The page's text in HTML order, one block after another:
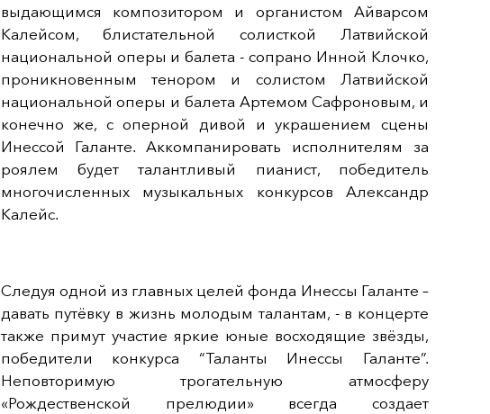
выдающимся композитором и органистом Айварсом
Калейсом, блистательной солисткой Латвийской
национальной оперы и балета - сопрано Инной Клочко,
проникновенным тенором и солистом Латвийской
национальной оперы и балета Артемом Сафроновым, и
конечно же, с оперной дивой и украшением сцены
Инессой Галанте. Аккомпанировать исполнителям за
роялем будет талантливый пианист, победитель
многочисленных музыкальных конкурсов Александр
Калейс.
Следуя одной из главных целей фонда Инессы Галанте –
давать путёвку в жизнь молодым талантам, - в концерте
также примут участие яркие юные восходящие звёзды,
победители конкурса “Таланты Инессы Галанте”.
Неповторимую трогательную атмосферу
«Рождественской прелюдии» всегда создает